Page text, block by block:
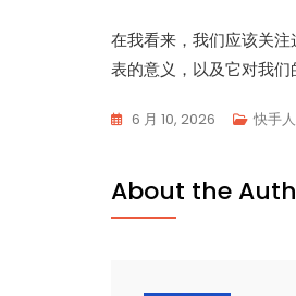
在我看来，我们应该关
表的意义，以及它对我们
6 月 10, 2026 快手
About the